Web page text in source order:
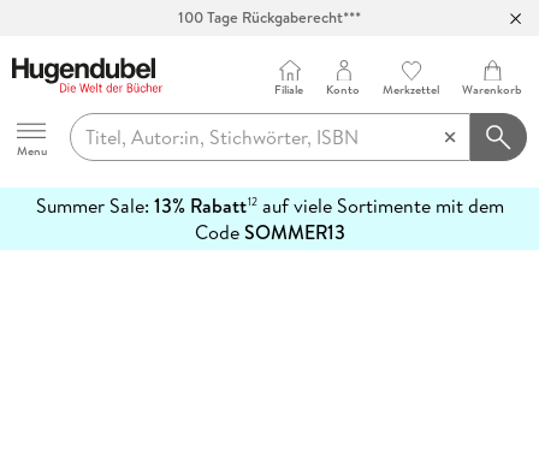
100 Tage Rückgaberecht***
Hugendubel
Menu
Filiale Konto Merkzettel Warenkorb
Summer Sale: 13% Rabatt12auf viele Sortimente mit dem
CodeSOMMER13
erfahren